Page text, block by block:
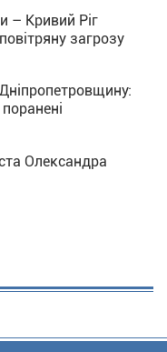
– Кривий Ріг
загрозу
Олександра